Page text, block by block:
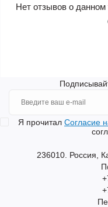
Нет отзывов о данном
Я прочитал Согласие
236010. Россия,